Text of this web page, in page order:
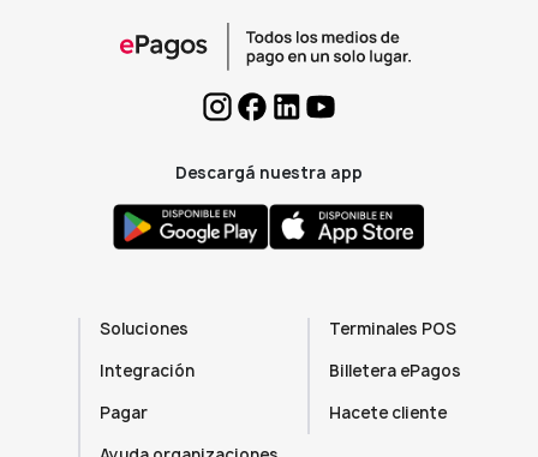
Descargá nuestra app
Soluciones
Integración
Pagar
Terminales POS
Billetera ePagos
Hacete cliente